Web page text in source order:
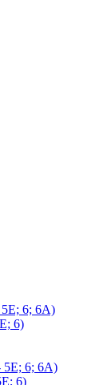
5Е; 6; 6А)
6)
5Е; 6; 6А)
6)